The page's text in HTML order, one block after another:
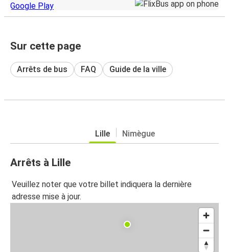
Sur cette page
Arrêts de bus FAQ Guide de la ville
Lille Nimègue
Arrêts à Lille
Veuillez noter que votre billet indiquera la dernière
adresse mise à jour.